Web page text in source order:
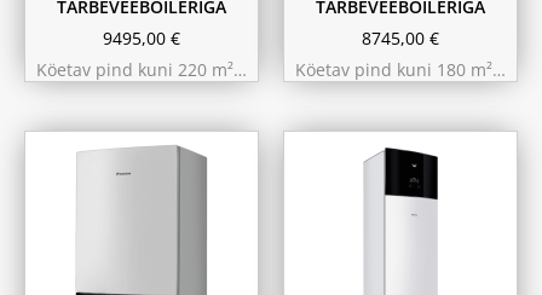
TARBEVEEBOILERIGA
9495,00 €
Köetav pind kuni 220 m²…
TARBEVEEBOILERIGA
8745,00 €
Köetav pind kuni 180 m²…